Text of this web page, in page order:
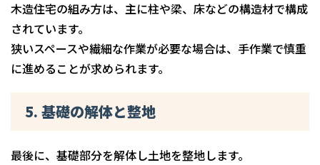
木造住宅の組み方は、主に柱や梁、床などの構造材で構成
されています。
狭いスペースや繊細な作業が必要な場合は、手作業で慎重
に進めることが求められます。
5. 基礎の解体と整地
最後に、基礎部分を解体し土地を整地します。